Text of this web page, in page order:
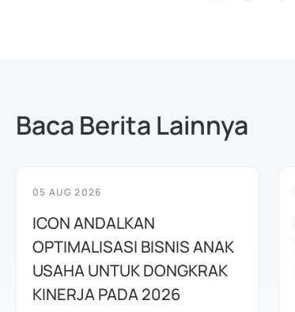
Baca Berita Lainnya
05 AUG 2026
ICON ANDALKAN
OPTIMALISASI BISNIS ANAK
USAHA UNTUK DONGKRAK
KINERJA PADA 2026